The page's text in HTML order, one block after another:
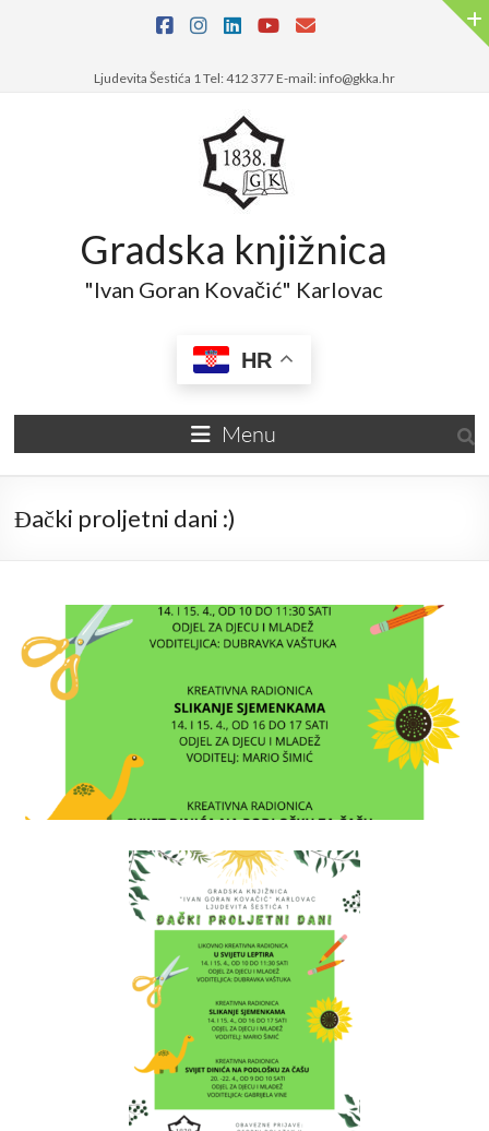
Ljudevita Šestića 1 Tel: 412 377 E-mail: info@gkka.hr
Gradska knjižnica
"Ivan Goran Kovačić" Karlovac
HR
Menu
Đački proljetni dani :)